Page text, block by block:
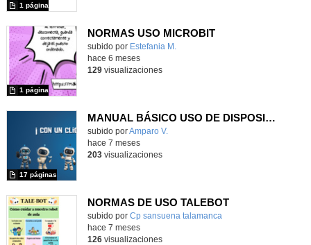
1 página
NORMAS USO MICROBIT
Contenido educativo.
subido por Estefania M.
1 página
hace 6 meses
129visualizaciones
MANUAL BÁSICO USO DE DISPOSITIVOS: CLIC AND PLAY
Contenido educativo.
subido porAmparo V.
17 páginas
hace 7 meses
203visualizaciones
NORMAS DE USO TALEBOT
Contenido educativo.
subido por Cp sansuena talamanca
hace 7 meses
126visualizaciones